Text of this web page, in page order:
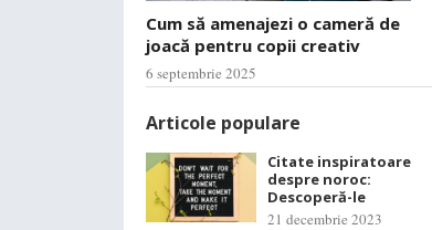
Cum să amenajezi o cameră de
joacă pentru copii creativ
6 septembrie 2025
Articole populare
Citate inspiratoare
despre noroc:
Descoperă-le
21 decembrie 2023